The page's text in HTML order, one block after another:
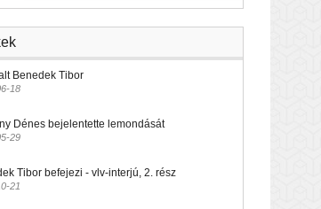
Benedek Tibor
18
Dénes bejelentette lemondását
29
Tibor befejezi - vlv-interjú, 2. rész
21